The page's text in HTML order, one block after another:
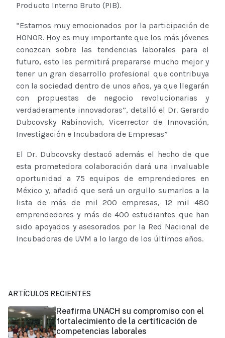
Producto Interno Bruto (PIB).
“Estamos muy emocionados por la participación de
HONOR. Hoy es muy importante que los más jóvenes
conozcan sobre las tendencias laborales para el
futuro, esto les permitirá prepararse mucho mejor y
tener un gran desarrollo profesional que contribuya
con la sociedad dentro de unos años, ya que llegarán
con propuestas de negocio revolucionarias y
verdaderamente innovadoras”, detalló el Dr. Gerardo
Dubcovsky Rabinovich, Vicerrector de Innovación,
Investigación e Incubadora de Empresas”
El Dr. Dubcovsky destacó además el hecho de que
esta prometedora colaboración dará una invaluable
oportunidad a 75 equipos de emprendedores en
México y, añadió que será un orgullo sumarlos a la
lista de más de mil 200 empresas, 12 mil 480
emprendedores y más de 400 estudiantes que han
sido apoyados y asesorados por la Red Nacional de
Incubadoras de UVM a lo largo de los últimos años.
ARTÍCULOS RECIENTES
Reafirma UNACH su compromiso con el
fortalecimiento de la certificación de
competencias laborales